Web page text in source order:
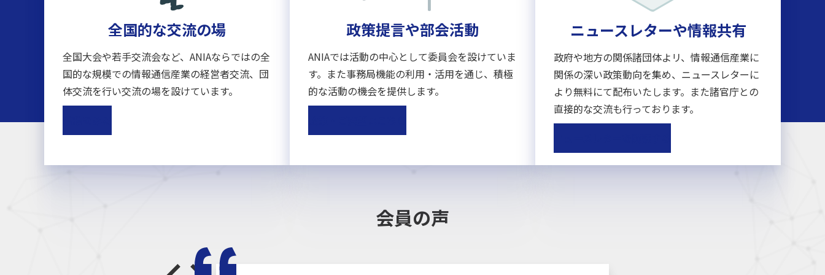
全国的な交流の場
全国大会や若手交流会など、ANIAならではの全
国的な規模での情報通信産業の経営者交流、団
体交流を行い交流の場を設けています。
政策提言や部会活動
ANIAでは活動の中心として委員会を設けていま
す。また事務局機能の利用・活用を通じ、積極
的な活動の機会を提供します。
ニュースレターや情報共有
政府や地方の関係諸団体よリ、情報通信産業に
関係の深い政策動向を集め、ニュースレターに
より無料にて配布いたします。また諸官庁との
直接的な交流も行っております。
会員の声